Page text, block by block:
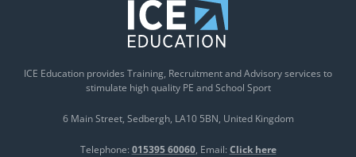
ICE Education provides Training, Recruitment and Advisory services to
stimulate high quality PE and School Sport
6 Main Street Sedbergh LA10 5BN United Kingdom
Telephone: 015395 60060 Email: Click here